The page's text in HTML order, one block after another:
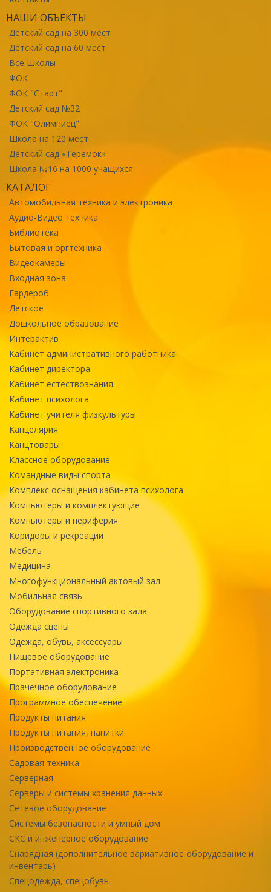
НАШИ ОБЪЕКТЫ
Детский сад на 300 мест
Детский сад на 60 мест
Все Школы
ФОК
ФОК "Старт"
Детский сад №32
ФОК "Олимпиец"
Школа на 120 мест
Детский сад «Теремок»
Школа №16 на 1000 учащихся
КАТАЛОГ
Автомобильная техника и электроника
Аудио-Видео техника
Библиотека
Бытовая и оргтехника
Видеокамеры
Входная зона
Гардероб
Детское
Дошкольное образование
Интерактив
Кабинет административного работника
Кабинет директора
Кабинет естествознания
Кабинет психолога
Кабинет учителя физкультуры
Канцелярия
Канцтовары
Классное оборудование
Командные виды спорта
Комплекс оснащения кабинета психолога
Компьютеры и комплектующие
Компьютеры и периферия
Коридоры и рекреации
Мебель
Медицина
Многофункциональный актовый зал
Мобильная связь
Оборудование спортивного зала
Одежда сцены
Одежда, обувь, аксессуары
Пищевое оборудование
Портативная электроника
Прачечное оборудование
Программное обеспечение
Продукты питания
Продукты питания, напитки
Производственное оборудование
Садовая техника
Серверная
Серверы и системы хранения данных
Сетевое оборудование
Системы безопасности и умный дом
СКС и инженерное оборудование
Снарядная (дополнительное вариативное оборудование и
инвентарь)
Спецодежда, спецобувь